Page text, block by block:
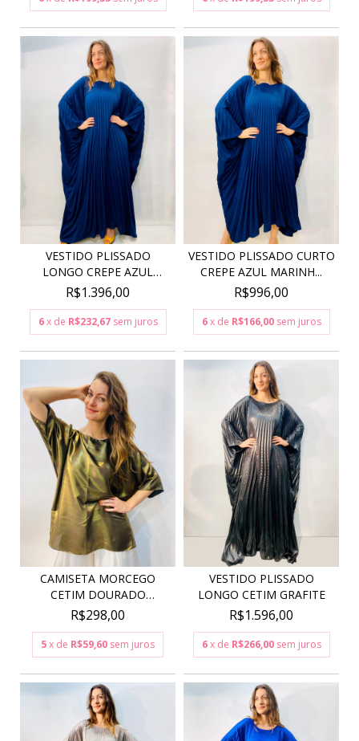
VESTIDO PLISSADO
LONGO CREPE AZUL
MARINH...
R$1.396,00
6 x de R$232,67 sem juros
VESTIDO PLISSADO CURTO
CREPE AZUL MARINH...
R$996,00
6 x de R$166,00 sem juros
CAMISETA MORCEGO
CETIM DOURADO
METALIZAD...
R$298,00
5x de R$59,60 sem juros
VESTIDO PLISSADO
LONGO CETIM GRAFITE
R$1.596,00
6 x de R$266,00 sem juros